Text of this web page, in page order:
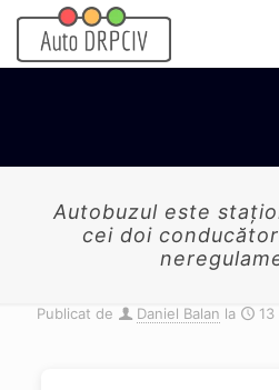
Autobuzul este
cei doi
Publicat de Daniel Balan la